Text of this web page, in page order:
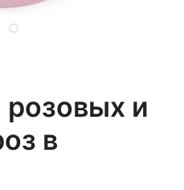
розовых и
в